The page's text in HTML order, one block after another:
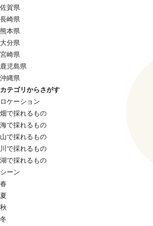
佐賀県
長崎県
熊本県
大分県
宮崎県
鹿児島県
沖縄県
カテゴリからさがす
ロケーション
畑で採れるもの
海で採れるもの
山で採れるもの
川で採れるもの
湖で採れるもの
シーン
春
夏
秋
冬